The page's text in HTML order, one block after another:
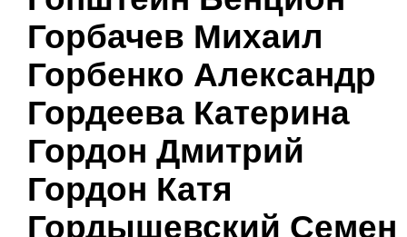
Горбачев Михаил
Горбенко Александр
Гордеева Катерина
Гордон Дмитрий
Гордон Катя
Гордышевский Семен